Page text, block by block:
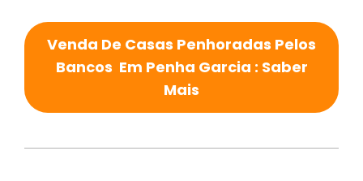
Venda De Casas Penhoradas Pelos
Bancos Em Penha Garcia : Saber
Mais